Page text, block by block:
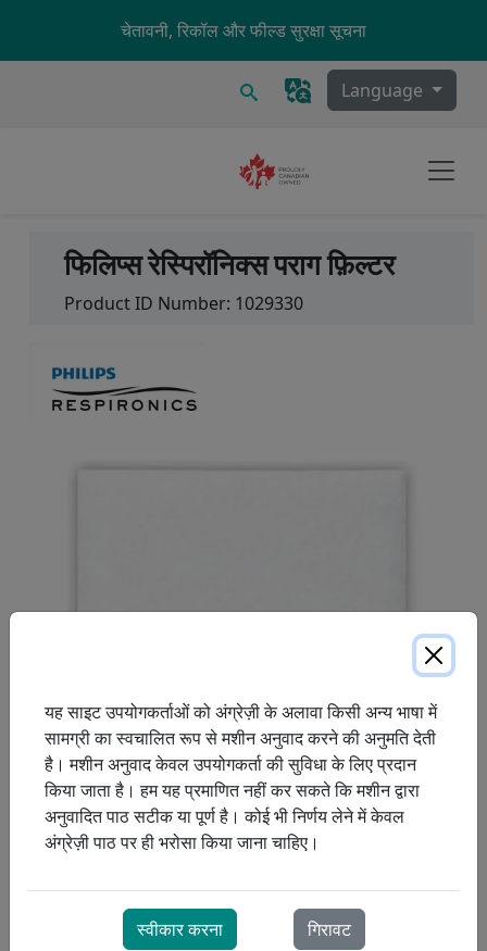
Skip to main content
चेतावनी, रिकॉल और फील्ड सुरक्षा सूचना
खोज Language
फिलिप्स रेस्पिरॉनिक्स पराग फ़िल्टर
Product ID Number: 1029330
एक पराग फ़िल्टर जो मशीन में प्रवेश करने वाली हवा से धूल हटाता है। M/
सिस्टम वन और A30/A40 BiPAP श्रृंखला के साथ संगत।
यह साइट उपयोगकर्ताओं को अंग्रेज़ी के अलावा किसी अन्य भाषा में
सामग्री का स्वचालित रूप से मशीन अनुवाद करने की अनुमति देती
है। मशीन अनुवाद केवल उपयोगकर्ता की सुविधा के लिए प्रदान
किया जाता है। हम यह प्रमाणित नहीं कर सकते कि मशीन द्वारा
अनुवादित पाठ सटीक या पूर्ण है। कोई भी निर्णय लेने में केवल
अंग्रेज़ी पाठ पर ही भरोसा किया जाना चाहिए।
स्वीकार करना गिरावट